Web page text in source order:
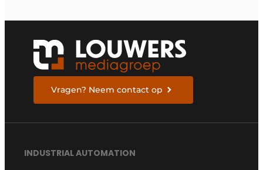
Vragen? Neem contact op
INDUSTRIAL AUTOMATION